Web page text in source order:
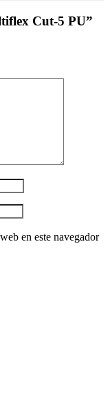
Cut-5 PU”
en este navegador